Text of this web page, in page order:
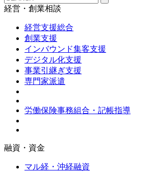
経営・創業相談
経営支援総合
創業支援
インバウンド集客支援
デジタル化支援
事業引継ぎ支援
専門家派遣
労働保険事務組合・記帳指導
融資・資金
マル経・沖経融資